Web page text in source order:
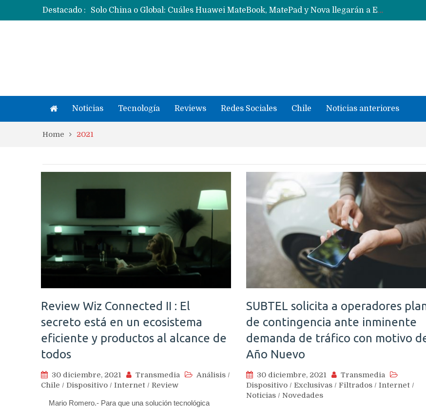
Destacado :
Solo China o Global: Cuáles Huawei MateBook, MatePad y Nova llegarán a Europa y LATAM?
Data Centers de Huawei en Chile, México, Brasil,Perú y Argentina podrían verse afectados por arremetida de EE.UU
Noticias Tecnología Reviews Redes Sociales Chile Noticias anteriores
Home 2021
Review Wiz Connected II : El
secreto está en un ecosistema
eficiente y productos al alcance de
todos
30 diciembre, 2021 Transmedia Análisis /
Chile / Dispositivo / Internet / Review
Mario Romero.- Para que una solución tecnológica
SUBTEL solicita a operadores
de contingencia ante inminente
demanda de tráfico con motivo
Año Nuevo
30 diciembre, 2021
Transmedia
Dispositivo / Exclusivas / Filtrados / Internet /
Noticias / Novedades